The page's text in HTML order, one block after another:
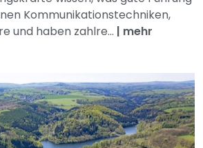
Kommunikationstechniken,
und haben zahlre... | mehr